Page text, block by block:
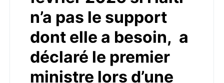
n’a pas le support
dont elle a besoin, a
déclaré le premier
ministre lors d’une